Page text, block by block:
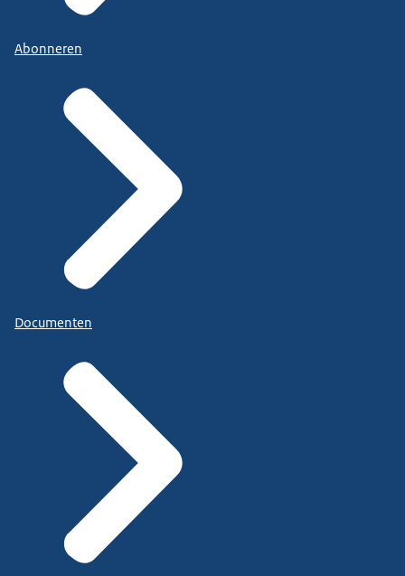
Abonneren
Documenten